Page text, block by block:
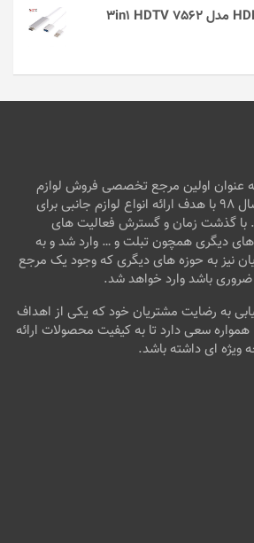
به عنوان اولین مرجع تخصصی فروش لوازم
جانبی فعالیت خود را از سال ۹۸ با هدف ارائه انواع لوازم جانبی برای
با گذشت زمان و گسترش فعالیت های
های دیگری همچون تبلت و … وارد شد و به
نیز به حوزه های دیگری که وجود یک مرجع
ضروری باشد وارد خواهد شد.
به رضایت مشتریان خود که یکی از اهداف
سعی دارد تا به کیفیت محصولات ارائه
ویژه ای داشته باشد.